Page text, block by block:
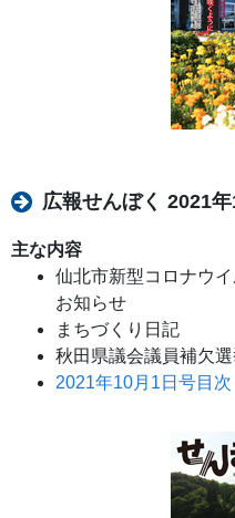
広報せんぼく 2021
主な内容
仙北市新型コロナウ
お知らせ
まちづくり日記
秋田県議会議員補欠選
2021年10月1日号目次